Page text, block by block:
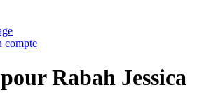
compte
Rabah Jessica